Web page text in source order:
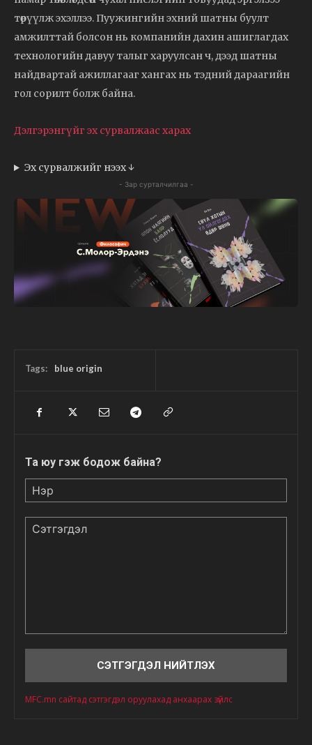
төрүүлж эхэллээ. Пуужингийн эхний шатны буулт
амжилттай болсон нь компанийн дахин ашиглагдах
технологийн давуу талыг харуулсан ч, дээд шатны
найдвартай ажиллагааг хангах нь тэдний дараагийн
гол сорилт болж байна.
Дэлгэрэнгүйг эх сурвалжаас харах
Эх сурвалжийг нээх ↓
- Зар сурталчилгаа -
Tags: blue origin
Та юу гэж бодож байна?
MFC.mn сайтад сэтгэгдэл оруулахад анхаарах зүйлс